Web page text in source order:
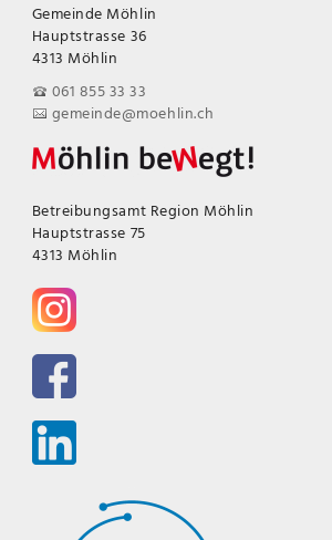
Gemeinde Möhlin
Hauptstrasse 36
4313 Möhlin
061 855 33 33
gemeinde@moehlin.ch
Betreibungsamt Region Möhlin
Hauptstrasse 75
4313 Möhlin